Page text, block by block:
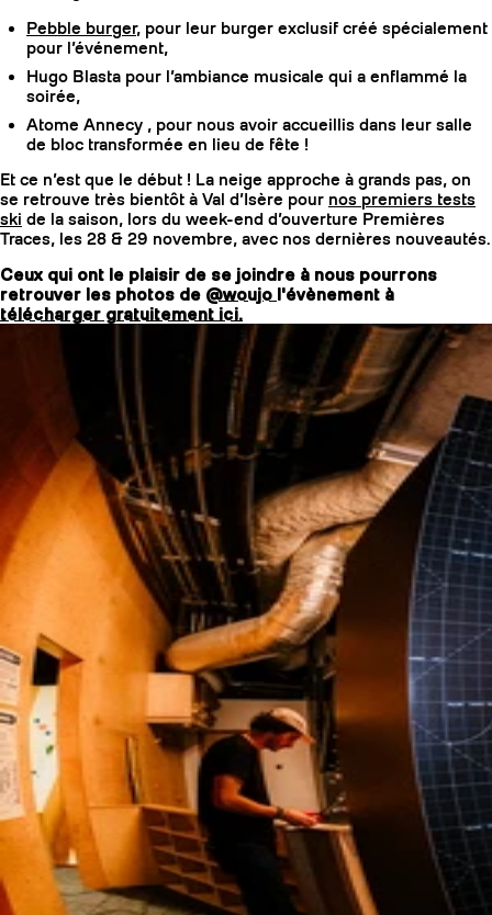
Pebble burger, pour leur burger exclusif créé spécialement
pour l’événement,
Hugo Blasta pour l’ambiance musicale qui a enflammé la
soirée,
Atome Annecy , pour nous avoir accueillis dans leur salle
de bloc transformée en lieu de fête !
Et ce n’est que le début ! La neige approche à grands pas, on
se retrouve très bientôt à Val d’Isère pour nos premiers tests
ski de la saison, lors du week-end d’ouverture Premières
Traces, les 28 & 29 novembre, avec nos dernières nouveautés.
Ceux qui ont le plaisir de se joindre à nous pourrons
retrouver les photos de @woujo l'évènement à
télécharger gratuitement ici.